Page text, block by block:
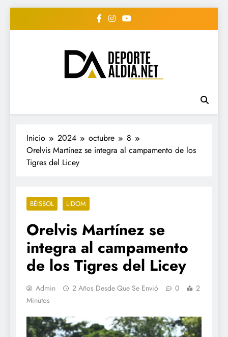
• DEPORTE AL DIA •
"Periodico Deportivo
Digital"
#deportealdiard #deportealdiaperiodico
Inicio 2024 octubre
8
Orelvis Martínez se integra al campamento de los
Tigres del Licey
BÉISBOL LIDOM
Orelvis Martínez se
integra al campamento
de los Tigres del Licey
Admin 2 Años Desde Que Se Envió 0
2
Minutos